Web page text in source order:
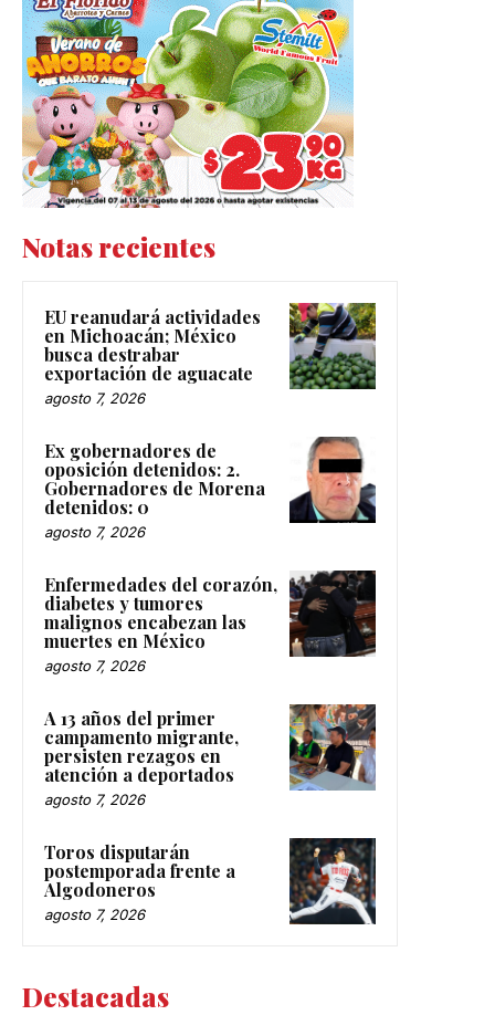
Notas recientes
EU reanudará actividades
en Michoacán; México
busca destrabar
exportación de aguacate
agosto 7, 2026
Ex gobernadores de
oposición detenidos: 2.
Gobernadores de Morena
detenidos: 0
agosto 7, 2026
Enfermedades del corazón,
diabetes y tumores
malignos encabezan las
muertes en México
agosto 7, 2026
A 13 años del primer
campamento migrante,
persisten rezagos en
atención a deportados
agosto 7, 2026
Toros disputarán
postemporada frente a
Algodoneros
agosto 7, 2026
Destacadas